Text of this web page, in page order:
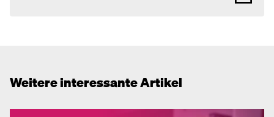
Weitere interessante Artikel